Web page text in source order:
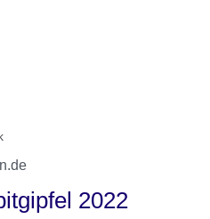
2022